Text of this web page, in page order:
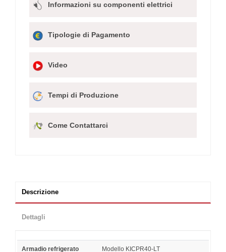
Informazioni su componenti elettrici
Tipologie di Pagamento
Video
Tempi di Produzione
Come Contattarci
Descrizione
Dettagli
Armadio refrigerato Modello KICPR40-LT